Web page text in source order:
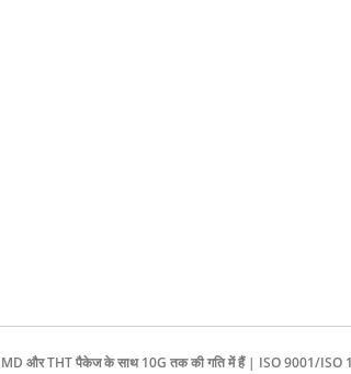
और THT पैकेज के साथ 10G तक की गति में हैं | ISO 9001/ISO